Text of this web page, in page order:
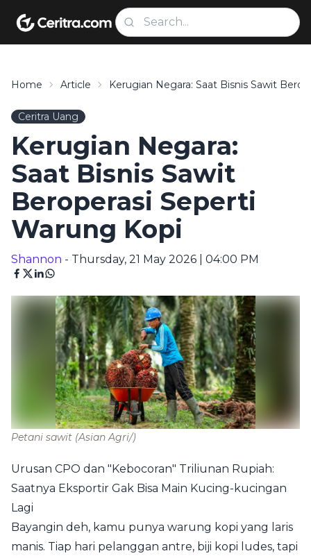
Home Article Kerugian Negara: Saat Bisnis Sawit
Ceritra Uang
Kerugian Negara:
Saat Bisnis Sawit
Beroperasi Seperti
Warung Kopi
Shannon - Thursday, 21 May 2026 | 04:00 PM
Petani sawit (Asian Agri/)
Urusan CPO dan "Kebocoran" Triliunan Rupiah:
Saatnya Eksportir Gak Bisa Main Kucing-kucingan
Lagi
Bayangin deh, kamu punya warung kopi yang laris
manis. Tiap hari pelanggan antre, biji kopi ludes, tapi